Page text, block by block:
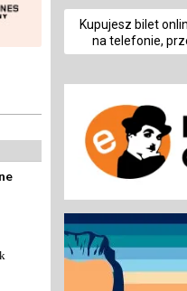
Kupujesz bilet
na telefonie,